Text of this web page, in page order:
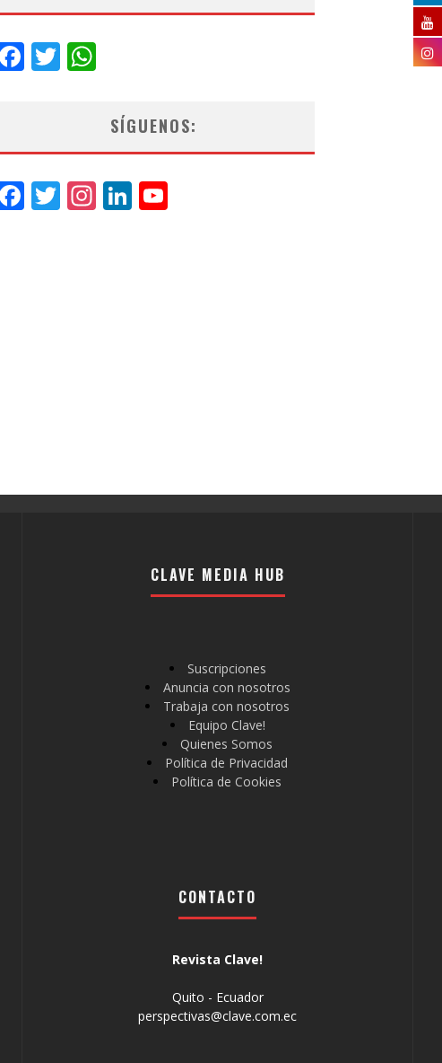
Facebook
Twitter
SÍGUENOS:
Facebook
Twitter
Instagram
LinkedIn
CLAVE MEDIA HUB
Suscripciones
Anuncia con nosotros
Trabaja con nosotros
Equipo Clave!
Quienes Somos
Política de Privacidad
Política de Cookies
CONTACTO
Revista Clave!
Quito - Ecuador
perspectivas@clave.com.ec